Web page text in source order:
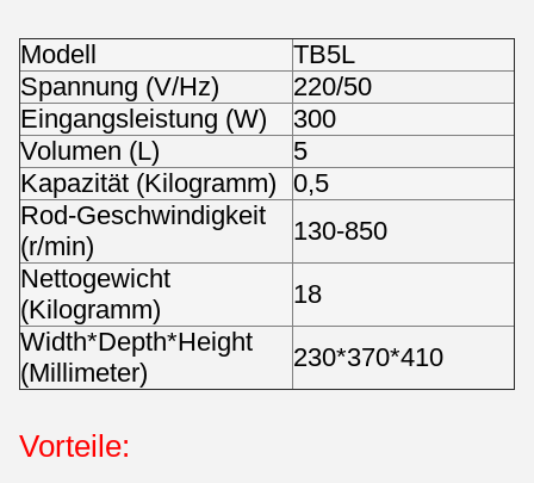
Modell
TB5L
Spannung (V/Hz)
220/50
Eingangsleistung (W)
300
Volumen (L)
5
Kapazität (Kilogramm) 0,5
Rod-Geschwindigkeit
(r/min)
130-850
Nettogewicht
(Kilogramm)
18
Width*Depth*Height
(Millimeter)
230*370*410
Vorteile: